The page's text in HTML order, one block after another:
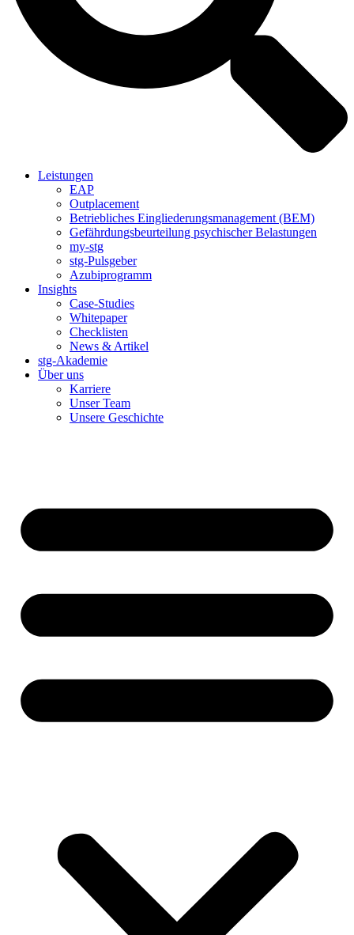
Leistungen
EAP
Outplacement
Betriebliches Eingliederungsmanagement (BEM)
Gefährdungsbeurteilung psychischer Belastungen
my-stg
stg-Pulsgeber
Azubiprogramm
Insights
Case-Studies
Whitepaper
Checklisten
News & Artikel
stg-Akademie
Über uns
Karriere
Unser Team
Unsere Geschichte